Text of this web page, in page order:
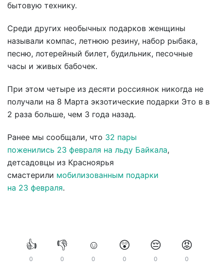
бытовую технику.
Среди других необычных подарков женщины
называли компас, летнюю резину, набор рыбака,
песню, лотерейный билет, будильник, песочные
часы и живых бабочек.
При этом четыре из десяти россиянок никогда не
получали на 8 Марта экзотические подарки Это в в
2 раза больше, чем 3 года назад.
Ранее мы сообщали, что 32 пары
поженились 23 февраля на льду Байкала,
детсадовцы из Красноярья
смастерили мобилизованным подарки
на 23 февраля.
👍
0
👎
0
☺️
0
😲
0
😔
0
😡
0